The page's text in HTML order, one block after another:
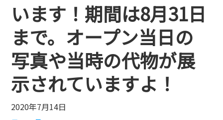
います！期間は8月31日
まで。オープン当日の
写真や当時の代物が展
示されていますよ！
2020年7月14日